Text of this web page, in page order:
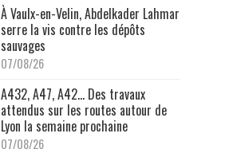
À Vaulx-en-Velin, Abdelkader Lahmar
serre la vis contre les dépôts
sauvages
07/08/26
A432, A47, A42… Des travaux
attendus sur les routes autour de
Lyon la semaine prochaine
07/08/26